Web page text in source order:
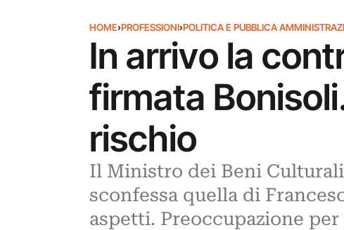
HOME›PROFESSIONI›POLITICA E PUBBLICA
In arrivo la
firmata
rischio
Il Ministro dei Beni
sconfessa quella di
aspetti. Preoccupazione